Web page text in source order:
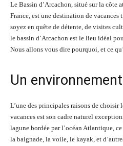
Le Bassin d’Arcachon, situé sur la côte
France, est une destination de vacances
soyez en quête de détente, de visites
le bassin d’Arcachon est le lieu idéal
Nous allons vous dire pourquoi, et ce
Un
L’une des principales raisons de choisir
vacances est son cadre naturel
lagune bordée par l’océan Atlantique,
la baignade, la voile, le kayak, et